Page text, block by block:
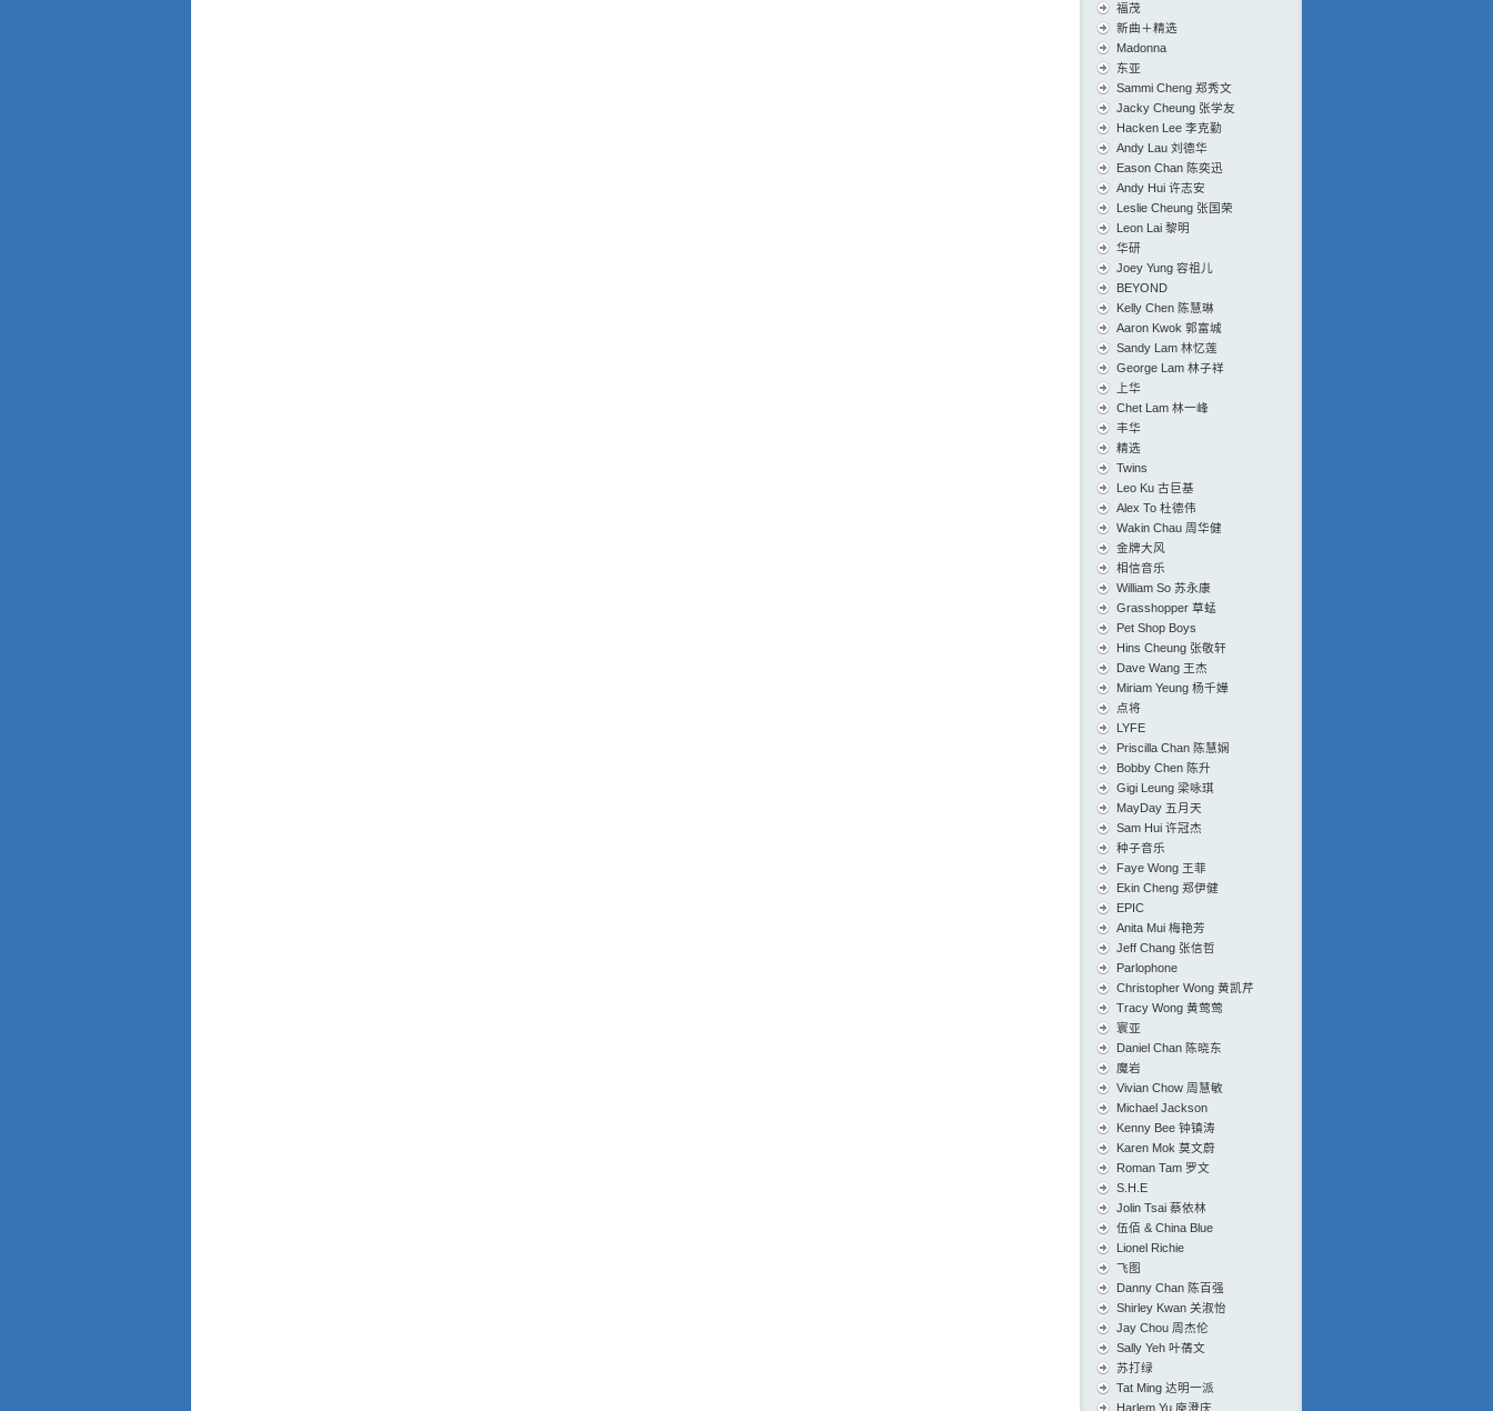
福茂
新曲＋精选
Madonna
东亚
Sammi Cheng 郑秀文
Jacky Cheung 张学友
Hacken Lee 李克勤
Andy Lau 刘德华
Eason Chan 陈奕迅
Andy Hui 许志安
Leslie Cheung 张国荣
Leon Lai 黎明
华研
Joey Yung 容祖儿
BEYOND
Kelly Chen 陈慧琳
Aaron Kwok 郭富城
Sandy Lam 林忆莲
George Lam 林子祥
上华
Chet Lam 林一峰
丰华
精选
Twins
Leo Ku 古巨基
Alex To 杜德伟
Wakin Chau 周华健
金牌大风
相信音乐
William So 苏永康
Grasshopper 草蜢
Pet Shop Boys
Hins Cheung 张敬轩
Dave Wang 王杰
Miriam Yeung 杨千嬅
点将
LYFE
Priscilla Chan 陈慧娴
Bobby Chen 陈升
Gigi Leung 梁咏琪
MayDay 五月天
Sam Hui 许冠杰
种子音乐
Faye Wong 王菲
Ekin Cheng 郑伊健
EPIC
Anita Mui 梅艳芳
Jeff Chang 张信哲
Parlophone
Christopher Wong 黄凯芹
Tracy Wong 黄莺莺
寰亚
Daniel Chan 陈晓东
魔岩
Vivian Chow 周慧敏
Michael Jackson
Kenny Bee 钟镇涛
Karen Mok 莫文蔚
Roman Tam 罗文
S.H.E
Jolin Tsai 蔡依林
伍佰 & China Blue
Lionel Richie
飞图
Danny Chan 陈百强
Shirley Kwan 关淑怡
Jay Chou 周杰伦
Sally Yeh 叶蒨文
苏打绿
Tat Ming 达明一派
Harlem Yu 庾澄庆